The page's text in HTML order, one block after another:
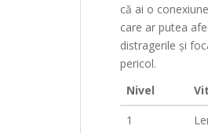
că ai o
care ar putea
distragerile și
pericol.
Nivel
1